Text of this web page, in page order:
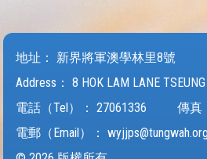
地址：
新界將軍澳學林里8號
Address：
8 HOK LAM LANE
電話（Tel）：
27061336 傳真
電郵（Email）：